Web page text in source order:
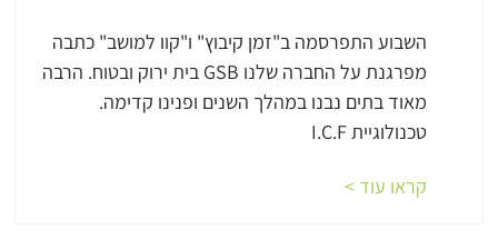
השבוע התפרסמה ב"זמן קיבוץ" ו"קוו למושב" כתבה
מפרגנת על החברה שלנו GSB בית ירוק ובטוח. הרבה
מאוד בתים נבנו במהלך השנים ופנינו קדימה.
טכנולוגיית I.C.F
קראו עוד >